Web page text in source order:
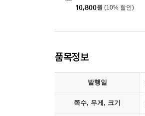
10,800원 (10% 할인)
품목정보
발행일
쪽수, 무게, 크기